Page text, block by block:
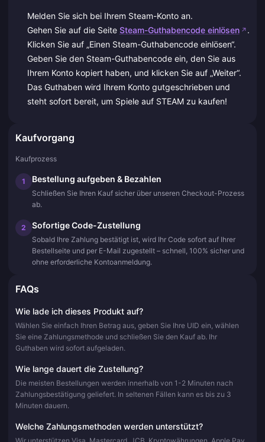
Melden Sie sich bei Ihrem Steam-Konto an.
Gehen Sie auf die Seite Steam-Guthabencode einlösen
.
Klicken Sie auf „Einen Steam-Guthabencode einlösen“.
Geben Sie den Steam-Guthabencode ein, den Sie aus
Ihrem Konto kopiert haben, und klicken Sie auf „Weiter“.
Das Guthaben wird Ihrem Konto gutgeschrieben und
steht sofort bereit, um Spiele auf STEAM zu kaufen!
Kaufvorgang
Kaufprozess
1 Bestellung aufgeben & Bezahlen
Schließen Sie Ihren Kauf sicher über unseren Checkout-Prozess
ab.
2 Sofortige Code-Zustellung
Sobald Ihre Zahlung bestätigt ist, wird Ihr Code sofort auf Ihrer
Bestellseite und per E-Mail zugestellt – schnell, 100% sicher und
ohne erforderliche Kontoanmeldung.
FAQs
Wie lade ich dieses Produkt auf?
Wählen Sie einfach Ihren Betrag aus, geben Sie Ihre UID ein, wählen
Sie eine Zahlungsmethode und schließen Sie den Kauf ab. Ihr
Guthaben wird sofort aufgeladen.
Wie lange dauert die Zustellung?
Die meisten Bestellungen werden innerhalb von 1-2 Minuten nach
Zahlungsbestätigung geliefert. In seltenen Fällen kann es bis zu 3
Minuten dauern.
Welche Zahlungsmethoden werden unterstützt?